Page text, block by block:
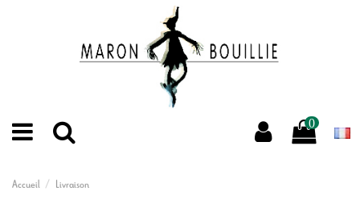
0
Accueil Livraison